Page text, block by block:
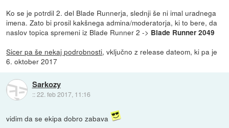
Ko se je potrdil 2. del Blade Runnerja, slednji še ni imal uradnega
imena. Zato bi prosil kakšnega admina/moderatorja, ki to bere, da
naslov topica spremeni iz Blade Runner 2 -> Blade Runner 2049
Sicer pa še nekaj podrobnosti, vključno z release dateom, ki pa je
6. oktober 2017
Sarkozy
::22. feb 2017, 11:16
vidim da se ekipa dobro zabava